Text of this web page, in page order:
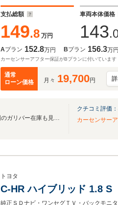
支払総額
149.8 万円
車両本体価格
143
Aプラン 152.8万円 Bプラン 156.3万円
カーセンサーアフター保証がBプランに付いています
通常
ローン価格
月々 19,700円
無料電話は24時間ご案内！！全国のガリバー在庫も見たい方は一括照会が可能です！
クチコミ評価：
カーセンサー
トヨタ
C-HR ハイブリッド 1.8 S
純正ＳＤナビ・ワンセグＴＶ・バックモニ